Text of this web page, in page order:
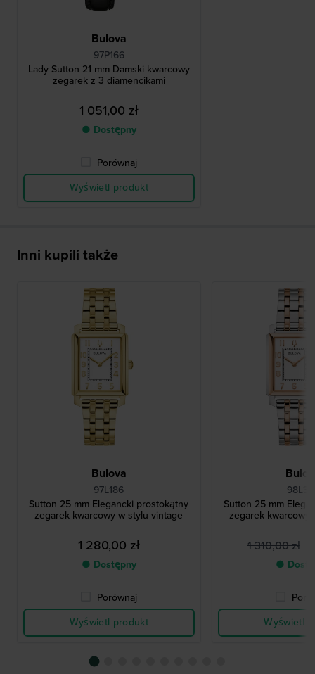
Bulova
97P166
Lady Sutton 21 mm Damski kwarcowy
zegarek z 3 diamencikami
1 051,00 zł
● Dostępny
Porównaj
Wyświetl produkt
Inni kupili także
Bulova
97L186
Sutton 25 mm Elegancki prostokątny
zegarek kwarcowy w stylu vintage
1 280,00 zł
● Dostępny
Porównaj
Wyświetl produkt
Sutton 25 mm
zegarek kwarcowy
1 310,00 zł
●
Wyświetl